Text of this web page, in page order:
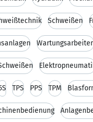
Schweißen
TPS PPS TPM